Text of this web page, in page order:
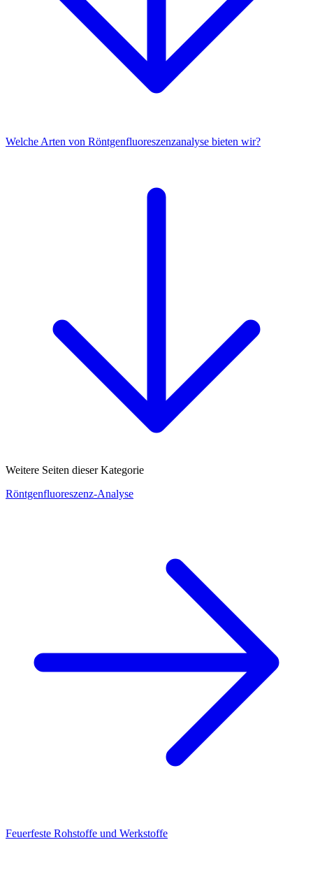
Welche Arten von Röntgenfluoreszenzanalyse bieten wir?
Weitere Seiten dieser Kategorie
Röntgenfluoreszenz-Analyse
Feuerfeste Rohstoffe und Werkstoffe